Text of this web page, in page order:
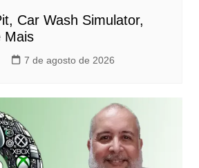
Car Wash Simulator,
Mais
7 de agosto de 2026